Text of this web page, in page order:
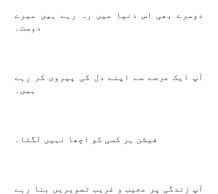
دوسرے بھی اس دنیا میں رہ رہے ہیں میرے
دوست۔
آپ ایک عرصے سے اپنے دل کی پیروی کر رہے
ہیں۔
فیشن ہر کسی کو اچھا نہیں لگتا۔
آپ زندگی پر عجیب و غریب تصویریں بنا رہے